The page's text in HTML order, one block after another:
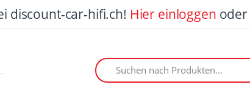
discount-car-hifi.ch! Hier einloggen
Suchen nach Produkten: